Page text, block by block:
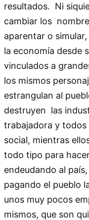
resultados. Ni
cambiar los
aparentar o
la economía desde
vinculados a
los mismos
estrangulan al
destruyen las
trabajadora y
social, mientras
todo tipo para
endeudando al
pagando el pueblo
unos muy pocos
mismos, que son